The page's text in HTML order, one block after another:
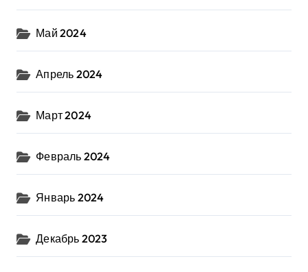
Май 2024
Апрель 2024
Март 2024
Февраль 2024
Январь 2024
Декабрь 2023